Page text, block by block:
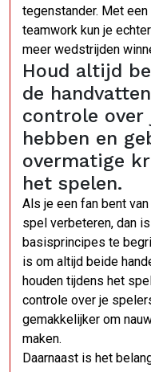
tegenstander. Met
teamwork kun je
meer wedstrijden
Houd altijd
de
controle over
hebben en
overmatige
het spelen.
Als je een fan bent
spel verbeteren, dan
basisprincipes te
is om altijd beide
houden tijdens het
controle over je
gemakkelijker om
maken.
Daarnaast is het